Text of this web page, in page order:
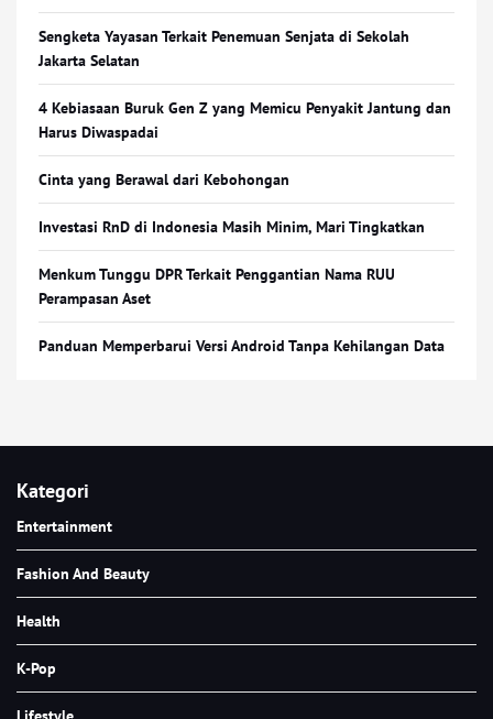
Sengketa Yayasan Terkait Penemuan Senjata di Sekolah
Jakarta Selatan
4 Kebiasaan Buruk Gen Z yang Memicu Penyakit Jantung dan
Harus Diwaspadai
Cinta yang Berawal dari Kebohongan
Investasi RnD di Indonesia Masih Minim, Mari Tingkatkan
Menkum Tunggu DPR Terkait Penggantian Nama RUU
Perampasan Aset
Panduan Memperbarui Versi Android Tanpa Kehilangan Data
Kategori
Entertainment
Fashion And Beauty
Health
K-Pop